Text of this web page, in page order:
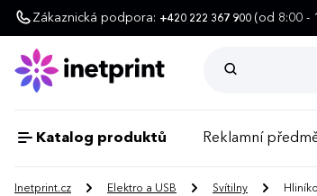
Zákaznická podpora: +420 222 367 900 (od 8:00 -
Katalog produktů Reklamní
Inetprint.cz Elektro a USB Svítilny